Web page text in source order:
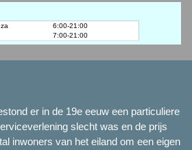
6:00-21:00
7:00-21:00
er in de 19e eeuw een particuliere
slecht was en de prijs
inwoners van het eiland om een eigen